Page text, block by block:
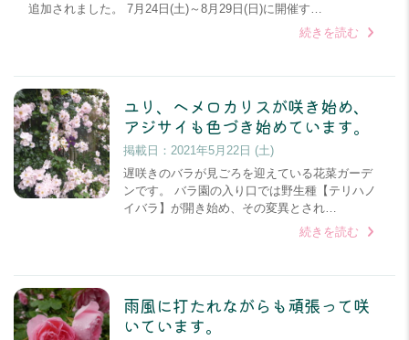
追加されました。 7月24日(土)～8月29日(日)に開催す…
続きを読む
ユリ、ヘメロカリスが咲き始め、
アジサイも色づき始めています。
掲載日：2021年5月22日 (土)
遅咲きのバラが見ごろを迎えている花菜ガーデ
ンです。 バラ園の入り口では野生種【テリハノ
イバラ】が開き始め、その変異とされ…
続きを読む
雨風に打たれながらも頑張って咲
いています。